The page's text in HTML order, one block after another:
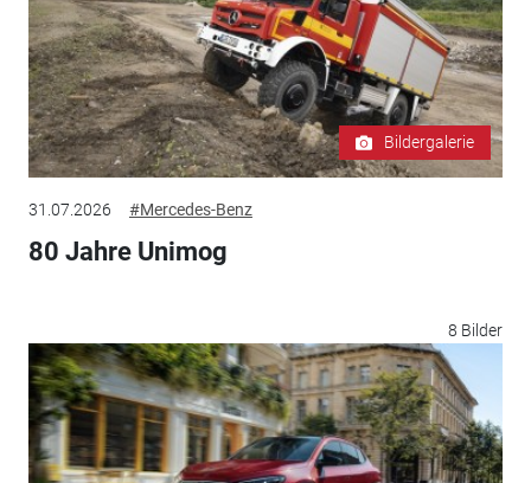
Bildergalerie
31.07.2026 #Mercedes-Benz
80 Jahre Unimog
8 Bilder